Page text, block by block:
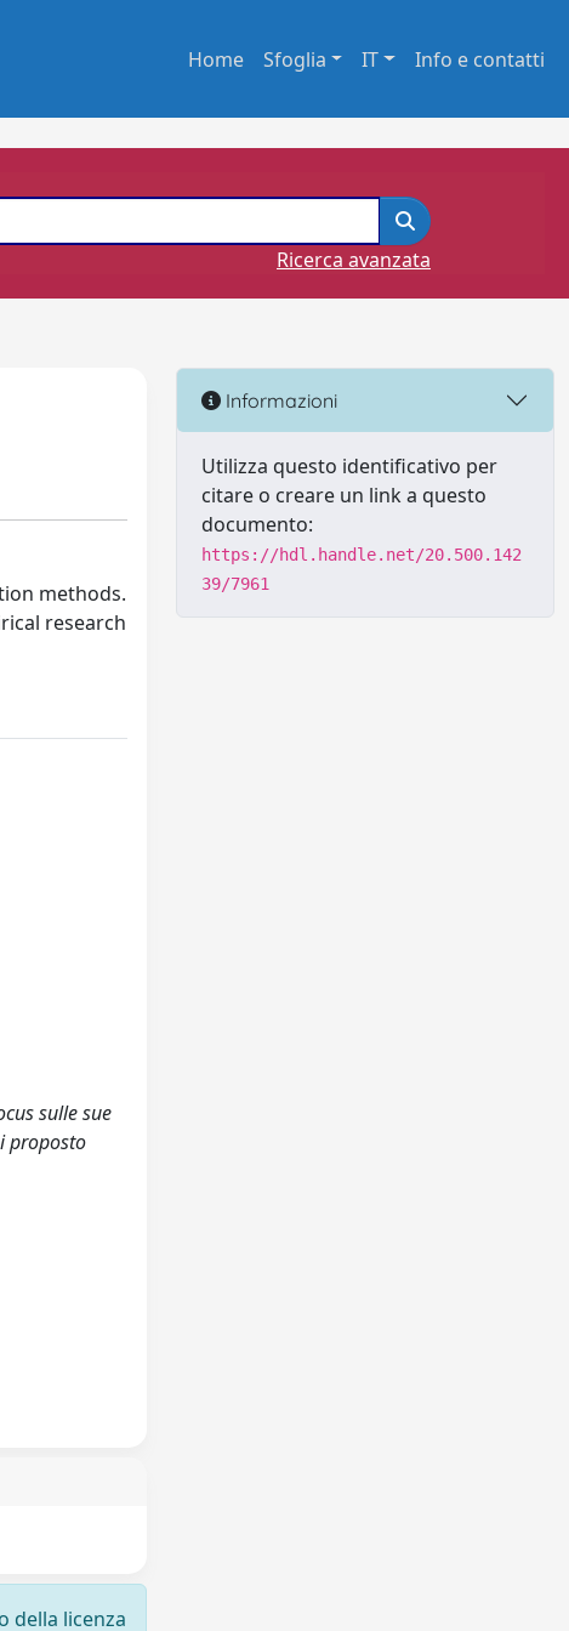
Home Sfoglia IT Info e contatti
Ricerca avanzata
methods.
research
sulle sue
proposto
della licenza
Informazioni
Utilizza questo identificativo per
citare o creare un link a questo
documento:
https://hdl.handle.net/20.500.142
39/7961